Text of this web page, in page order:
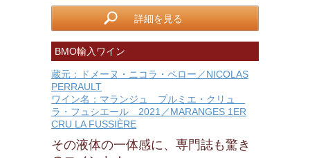
詳細を見る
BMO輸入ワイン
蔵元：ドメーヌ・ニコラ・ペロー／NICOLAS
PERRAULT
ワイン名：マランジュ プルミエ・クリュ
ラ・フュシエール 2021／MARANGES 1ER
CRU LA FUSSIÈRE
その液体の一体感に、専門誌も驚き